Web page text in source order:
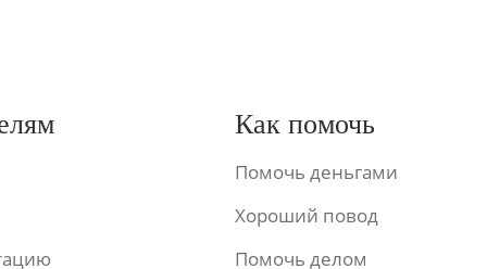
Как помочь
Помочь деньгами
Хороший повод
Помочь делом